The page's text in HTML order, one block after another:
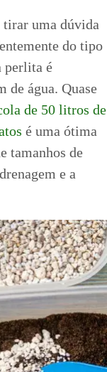
uma dúvida
do tipo
perlita é
de água. Quase
de 50 litros de
é uma ótima
tamanhos de
e a